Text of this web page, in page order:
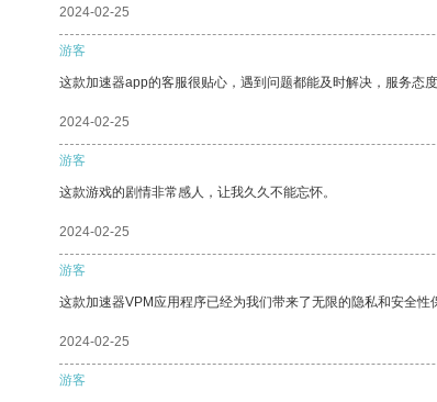
2024-02-25
游客
这款加速器app的客服很贴心，遇到问题都能及时解决，服务态度
2024-02-25
游客
这款游戏的剧情非常感人，让我久久不能忘怀。
2024-02-25
游客
这款加速器VPM应用程序已经为我们带来了无限的隐私和安全性
2024-02-25
游客